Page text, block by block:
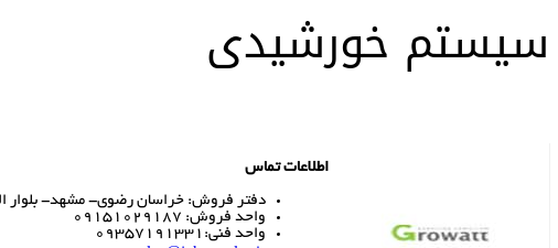
سیستم خورشیدی
اطلاعات تماس
دفتر فروش: خراسان رضوی- مشهد- بلوار
واحد فروش: 09151029187
واحد فنی:09357191331